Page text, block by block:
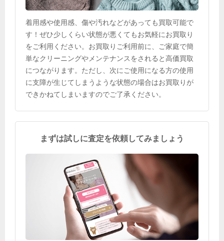
着用感や使用感、傷や汚れなどがあっても買取可能で
す！ぜひ少しくらい状態が悪くてもお気軽にお買取り
をご利用ください。お買取りご利用前に、ご家庭で簡
単なクリーニングやメンテナンスをされると高価買取
につながります。ただし、次にご使用になる方の使用
に支障が生じてしまうような状態の場合はお買取りが
できかねてしまいますのでご了承ください。
まずは試しに査定を依頼してみましょう